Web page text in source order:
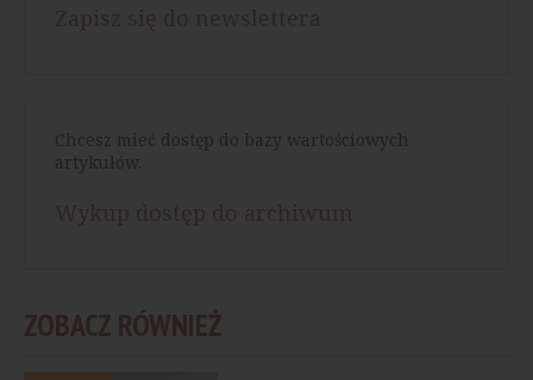
Chcesz mieć dostęp do bazy wartościowych
artykułów.
ZOBACZ RÓWNIEŻ